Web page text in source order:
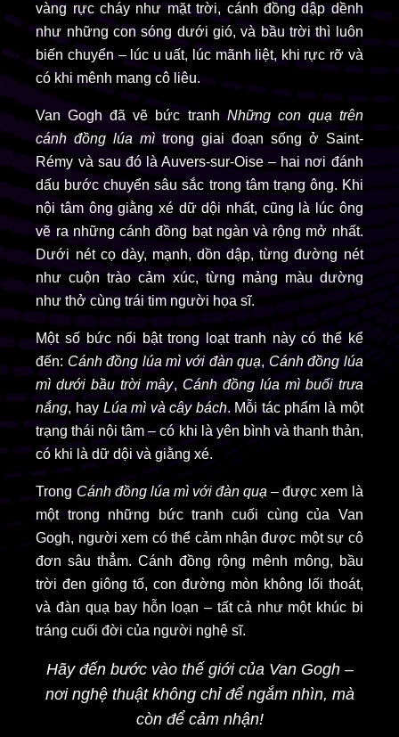
vàng rực cháy như mặt trời, cánh đồng dập dềnh
như những con sóng dưới gió, và bầu trời thì luôn
biến chuyển – lúc u uất, lúc mãnh liệt, khi rực rỡ và
có khi mênh mang cô liêu.
Van Gogh đã vẽ bức tranh Những con quạ trên
cánh đồng lúa mì trong giai đoạn sống ở Saint-
Rémy và sau đó là Auvers-sur-Oise – hai nơi đánh
dấu bước chuyển sâu sắc trong tâm trạng ông. Khi
nội tâm ông giằng xé dữ dội nhất, cũng là lúc ông
vẽ ra những cánh đồng bạt ngàn và rộng mở nhất.
Dưới nét cọ dày, mạnh, dồn dập, từng đường nét
như cuộn trào cảm xúc, từng mảng màu dường
như thở cùng trái tim người họa sĩ.
Một số bức nổi bật trong loạt tranh này có thể kể
đến: Cánh đồng lúa mì với đàn quạ, Cánh đồng lúa
mì dưới bầu trời mây, Cánh đồng lúa mì buổi trưa
nắng, hay Lúa mì và cây bách. Mỗi tác phẩm là một
trạng thái nội tâm – có khi là yên bình và thanh thản,
có khi là dữ dội và giằng xé.
Trong Cánh đồng lúa mì với đàn quạ – được xem là
một trong những bức tranh cuối cùng của Van
Gogh, người xem có thể cảm nhận được một sự cô
đơn sâu thẳm. Cánh đồng rộng mênh mông, bầu
trời đen giông tố, con đường mòn không lối thoát,
và đàn quạ bay hỗn loạn – tất cả như một khúc bi
tráng cuối đời của người nghệ sĩ.
Hãy đến bước vào thế giới của Van Gogh –
nơi nghệ thuật không chỉ để ngắm nhìn, mà
còn để cảm nhận!